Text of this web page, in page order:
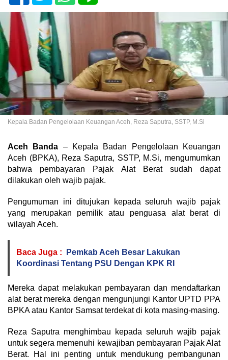
Kepala Badan Pengelolaan Keuangan Aceh, Reza Saputra, SSTP, M.Si
Aceh Banda – Kepala Badan Pengelolaan Keuangan
Aceh (BPKA), Reza Saputra, SSTP, M.Si, mengumumkan
bahwa pembayaran Pajak Alat Berat sudah dapat
dilakukan oleh wajib pajak.
Pengumuman ini ditujukan kepada seluruh wajib pajak
yang merupakan pemilik atau penguasa alat berat di
wilayah Aceh.
Baca Juga :
Pemkab Aceh Besar Lakukan
Koordinasi Tentang PSU Dengan KPK RI
Mereka dapat melakukan pembayaran dan mendaftarkan
alat berat mereka dengan mengunjungi Kantor UPTD PPA
BPKA atau Kantor Samsat terdekat di kota masing-masing.
Reza Saputra menghimbau kepada seluruh wajib pajak
untuk segera memenuhi kewajiban pembayaran Pajak Alat
Berat. Hal ini penting untuk mendukung pembangunan